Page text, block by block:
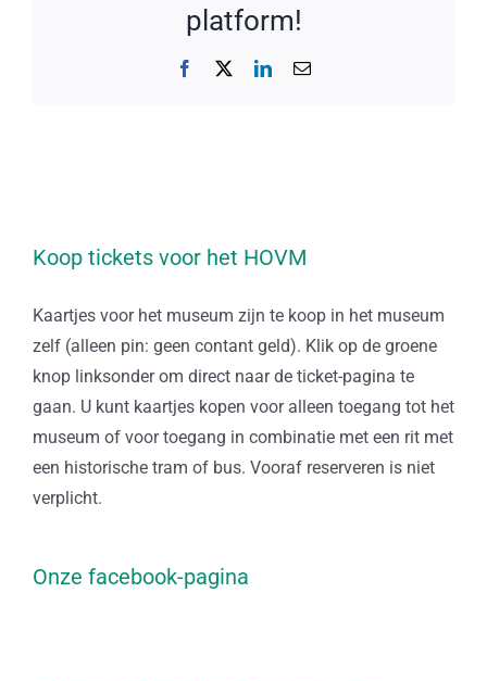
platform!
Facebook LinkedIn
E-
Koop tickets voor het HOVM
Kaartjes voor het museum zijn te koop in het museum
zelf (alleen pin: geen contant geld). Klik op de groene
knop linksonder om direct naar de ticket-pagina te
gaan. U kunt kaartjes kopen voor alleen toegang tot het
museum of voor toegang in combinatie met een rit met
een historische tram of bus. Vooraf reserveren is niet
verplicht.
Onze facebook-pagina